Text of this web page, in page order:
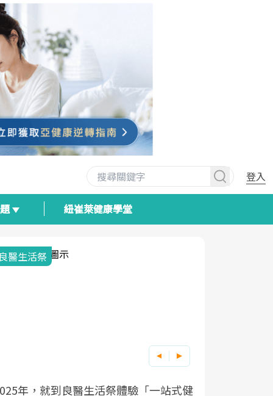
登入
紐崔萊健康學堂
我與健康韌性的距離
良醫健康網從「換季的身體變化」出發，